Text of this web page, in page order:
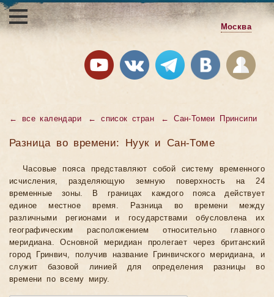
Москва
← все календари ←список стран ←Сан-Томеи Принсипи
Разница во времени: Нуук и Сан-Томе
Часовые пояса представляют собой систему временного
исчисления, разделяющую земную поверхность на 24
временные зоны. В границах каждого пояса действует
единое местное время. Разница во времени между
различными регионами и государствами обусловлена их
географическим расположением относительно главного
меридиана. Основной меридиан пролегает через британский
город Гринвич, получив название Гринвичского меридиана, и
служит базовой линией для определения разницы во
времени по всему миру.